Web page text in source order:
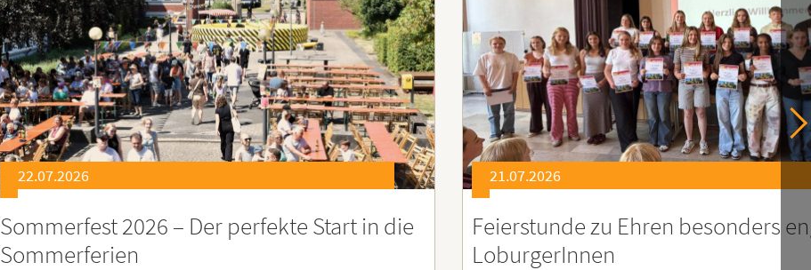
21.07.2026
Feierstunde zu Ehren besonders engagierter
LoburgerInnen
21.07.2026
Soziales Engagement für
Ruanda – Wir sind dabei!